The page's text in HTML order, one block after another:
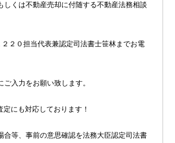
しくは不動産売却に付随する不動産法務相談
２０担当代表兼認定司法書士笹林までお電
入力をお願い致します。
にも対応しております！
合等、事前の意思確認を法務大臣認定司法書